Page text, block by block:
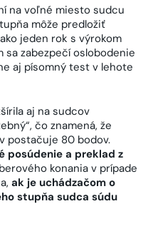
na voľné miesto sudcu
môže predložiť
jeden rok s výrokom
sa zabezpečí oslobodenie
aj písomný test v lehote
aj na sudcov
čo znamená, že
postačuje 80 bodov.
posúdenie a preklad z
konania v prípade
ak je uchádzačom o
stupňa sudca súdu